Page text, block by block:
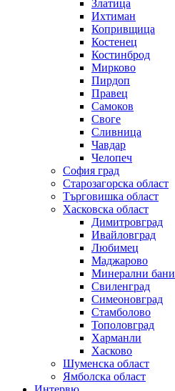
Златица
Ихтиман
Копривщица
Костенец
Костинброд
Мирково
Пирдоп
Правец
Самоков
Своге
Сливница
Чавдар
Челопеч
София град
Старозагорска област
Търговишка област
Хасковска област
Димитровград
Ивайловград
Любимец
Маджарово
Минерални бани
Свиленград
Симеоновград
Стамболово
Тополовград
Харманли
Хасково
Шуменска област
Ямболска област